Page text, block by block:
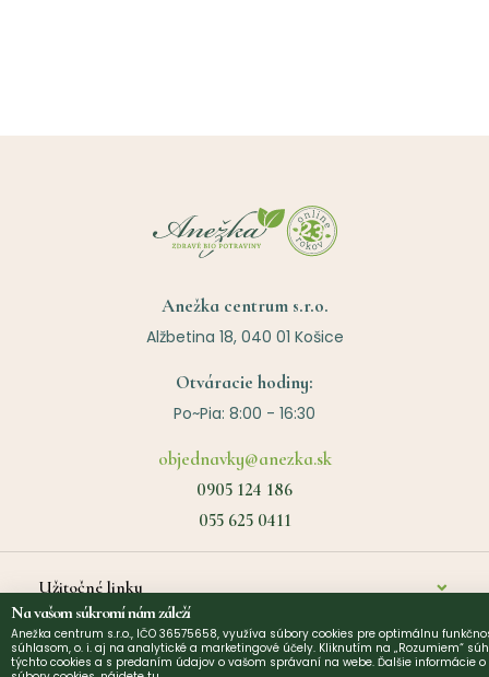
Anežka centrum s.r.o.
Alžbetina 18, 040 01 Košice
Otváracie hodiny:
Po~Pia: 8:00 - 16:30
objednavky@anezka.sk
0905 124 186
055 625 0411
Užitočné linky
O nás
©2026Anezka centrum s.r.o. | Design byNarative
Na vašom súkromí nám záleží
Anežka centrum s.r.o., IČO 36575658, využíva súbory cookies pre optimálnu
súhlasom, o. i. aj na analytické a marketingové účely. Kliknutím na „Rozumiem“
týchto cookies a s predaním údajov o vašom správaní na webe. Ďalšie informácie